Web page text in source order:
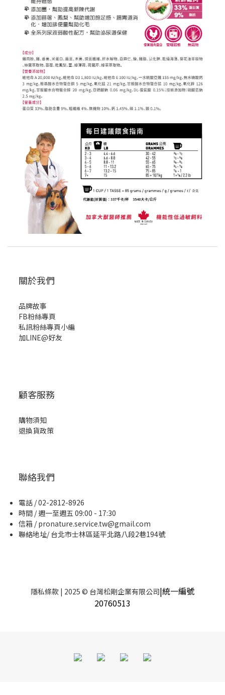
關於我們
品牌故事
FB粉絲專頁
私訊粉絲專頁小編
加LINE@好友
顧客服務
購物須知
退換貨政策
聯絡我們
電話 / 02-2812-8926
時間 / 週一至週五 09:00 - 17:30
信箱 / pronature.service.tw@gmail.com
聯絡地址/ 台北市士林區延平北路八段2巷194號
隱私條款 | 2025 © 台灣松剛企業有限公司|統一編號
20760513